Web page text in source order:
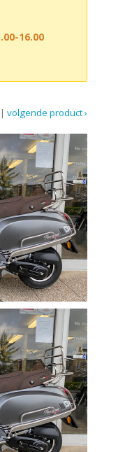
16.00
volgende product ›
|